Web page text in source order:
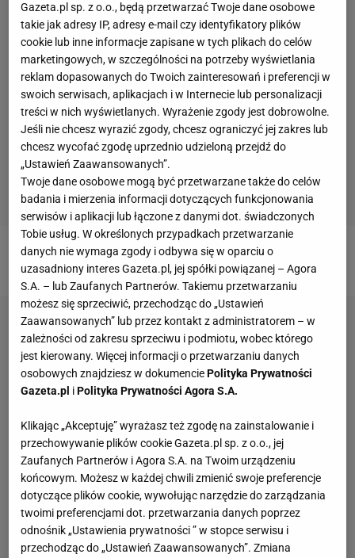
Czarne spodnie materiałowe
Gazeta.pl sp. z o.o., będą przetwarzać Twoje dane osobowe
takie jak adresy IP, adresy e-mail czy identyfikatory plików
cookie lub inne informacje zapisane w tych plikach do celów
marketingowych, w szczególności na potrzeby wyświetlania
reklam dopasowanych do Twoich zainteresowań i preferencji w
swoich serwisach, aplikacjach i w Internecie lub personalizacji
treści w nich wyświetlanych. Wyrażenie zgody jest dobrowolne.
Jeśli nie chcesz wyrazić zgody, chcesz ograniczyć jej zakres lub
chcesz wycofać zgodę uprzednio udzieloną przejdź do
„Ustawień Zaawansowanych”.
Twoje dane osobowe mogą być przetwarzane także do celów
badania i mierzenia informacji dotyczących funkcjonowania
serwisów i aplikacji lub łączone z danymi dot. świadczonych
Tobie usług. W określonych przypadkach przetwarzanie
danych nie wymaga zgody i odbywa się w oparciu o
uzasadniony interes Gazeta.pl, jej spółki powiązanej – Agora
S.A. – lub Zaufanych Partnerów. Takiemu przetwarzaniu
możesz się sprzeciwić, przechodząc do „Ustawień
Zaawansowanych” lub przez kontakt z administratorem – w
zależności od zakresu sprzeciwu i podmiotu, wobec którego
jest kierowany. Więcej informacji o przetwarzaniu danych
osobowych znajdziesz w dokumenciePolityka Prywatności
Gazeta.pl iPolityka Prywatności Agora S.A.
Klikając „Akceptuję” wyrażasz też zgodę na zainstalowanie i
przechowywanie plików cookie Gazeta.pl sp. z o.o., jej
Zaufanych Partnerów i Agora S.A. na Twoim urządzeniu
końcowym. Możesz w każdej chwili zmienić swoje preferencje
dotyczące plików cookie, wywołując narzędzie do zarządzania
twoimi preferencjami dot. przetwarzania danych poprzez
odnośnik „Ustawienia prywatności ” w stopce serwisu i
przechodząc do „Ustawień Zaawansowanych”. Zmiana